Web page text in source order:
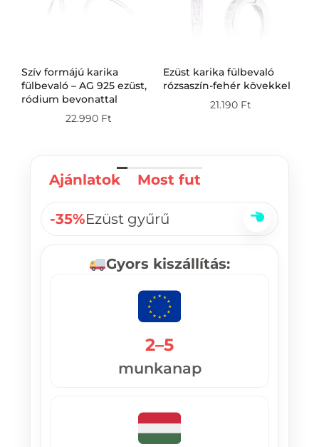
Szív formájú karika
fülbevaló – AG 925 ezüst,
ródium bevonattal
22.990 Ft
Ezüst karika fülbevaló
rózsaszín-fehér kövekkel
21.190 Ft
Ajánlatok Most fut
-35%Ezüst gyűrű
Gyors kiszállítás:
2–5
munkanap